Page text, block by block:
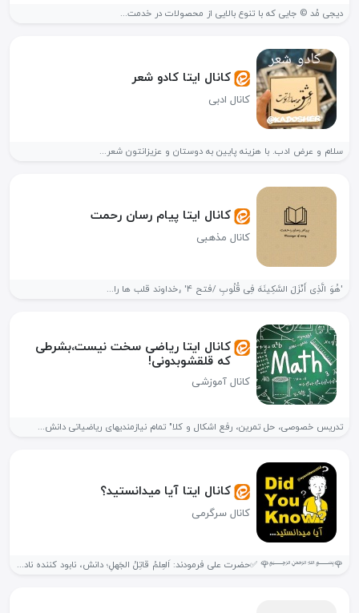
دیجی مُد © جایی که با تنوع بالایی از محصولات در خدمت...
کانال ایتا کادو شعر
کانال ادبی
سلام و عرض ادب. با هزینه پایین به دوستان و عزیزانتون شعر...
کانال ایتا پیام رسان رحمت
کانال مذهبی
'هُوَ الَّذِی أَنْزَلَ السَّکِینَهَ فِی قُلُوبِ /فتح ۴' ⸤خداوند قلب ها را...
کانال ایتا ریاضی سخت نیست،بشرطی
که قلقشوبدونی!
کانال آموزشی
تدریس خصوصی، حل تمرین، رفع اشکال و کلا" تمام نیازمندیهای ریاضیاتی دانش...
کانال ایتا آیا میدانستید؟
کانال سرگرمی
🌹﷽🌹 ✅حضرت علی فرمودند: اَلعِلمُ قاتِلُ الجَهلِ؛ دانش، نابود كننده نادانى است....